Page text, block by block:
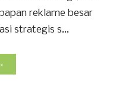
reklame besar
strategis s...